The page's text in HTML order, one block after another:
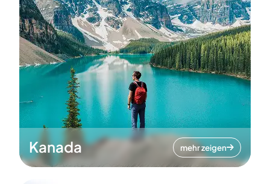
Kanada mehr zeigen